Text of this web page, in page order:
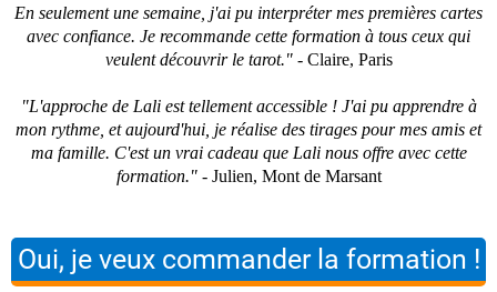
En seulement une semaine, j'ai pu interpréter mes premières cartes
avec confiance. Je recommande cette formation à tous ceux qui
veulent découvrir le tarot."- Claire, Paris
"L'approche de Lali est tellement accessible ! J'ai pu apprendre à
mon rythme, et aujourd'hui, je réalise des tirages pour mes amis et
ma famille. C'est un vrai cadeau que Lali nous offre avec cette
formation."- Julien, Mont de Marsant
Oui, je veux commander la formation !